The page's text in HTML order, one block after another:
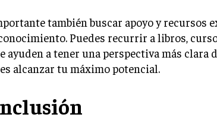
también buscar apoyo y recursos
Puedes recurrir a libros,
ayuden a tener una perspectiva más clara
alcanzar tu máximo potencial.